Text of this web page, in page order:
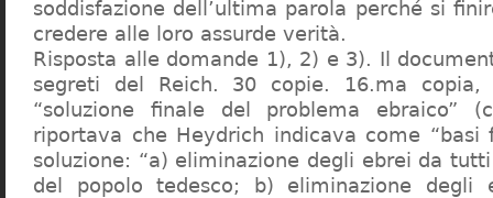
soddisfazione dell’ultima parola perché si
credere alle loro assurde verità.
Risposta alle domande 1), 2) e 3). Il
segreti del Reich. 30 copie. 16.ma copia,
“soluzione finale del problema ebraico”
riportava che Heydrich indicava come “basi
soluzione: “a) eliminazione degli ebrei da
del popolo tedesco; b) eliminazione degli